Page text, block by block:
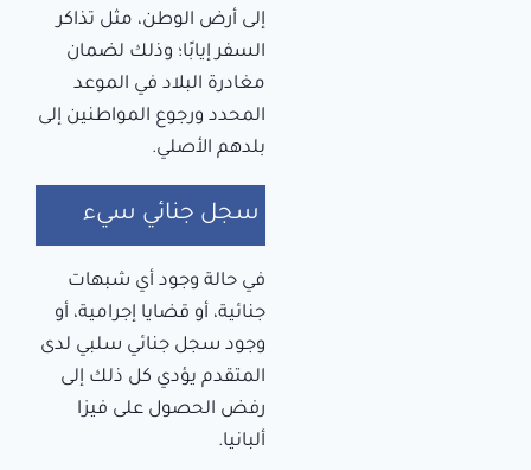
إلى أرض الوطن، مثل تذاكر
السفر إيابًا؛ وذلك لضمان
مغادرة البلاد في الموعد
المحدد ورجوع المواطنين إلى
بلدهم الأصلي.
سجل جنائي سيء
في حالة وجود أي شبهات
جنائية، أو قضايا إجرامية، أو
وجود سجل جنائي سلبي لدى
المتقدم يؤدي كل ذلك إلى
رفض الحصول على فيزا
ألبانيا.